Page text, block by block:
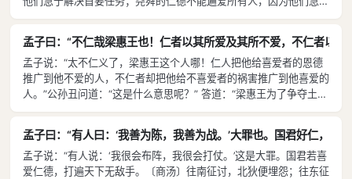
爱亲人和贤者。如果不能实行三年的丧礼，却对于缌麻三月、小功五
月的丧礼仔细讲求；胡吃海喝，却讲究不用牙齿咬断干肉，这个叫作
不识大体。”
孟子曰：“不仁哉梁惠王也！仁者以其所爱及其所不爱，不仁者以
孟子说：“太不仁义了，梁惠王这个人哪！仁人把他给喜爱者的恩德
推广到他不爱的人，不仁者却把他给不喜爱者的祸害推广到他喜爱的
人。”公孙丑问道：“这是什么意思呢？” 答道：“梁惠王为了争夺土地
的缘故，驱使他的百姓去作战，暴尸荒野，骨肉糜烂。被打得大败
个就叫作把他给不喜爱者的祸害推广到他喜爱的人。” 孟子说：“春
秋时代没有正义战争。那一国的君主比这一国的君主好一点，那是有
的。但是征讨的意思是在上的讨伐在下的，同等级的国家是不能互相
孟子曰：“有人曰：‘我善为陈，我善为战。’大罪也。国君好仁，天
孟子说：“有人说：‘我很会布阵，我很会打仗。’这是大罪。国君若喜
爱仁德，打遍天下无敌手。〔商汤〕往南征讨，北狄便埋怨；往东征